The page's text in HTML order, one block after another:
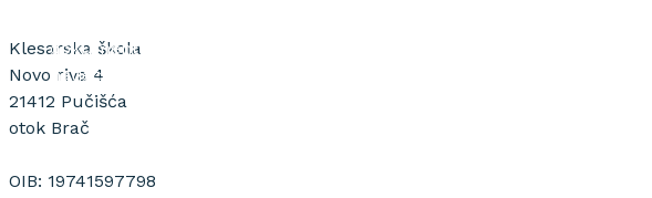
dokumenti
natječaji
Klesarska škola
Novo riva 4
21412 Pučišća
otok Brač
OIB: 19741597798